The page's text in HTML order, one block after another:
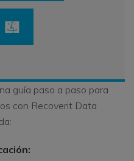
guía paso a paso para
con Recoverit Data